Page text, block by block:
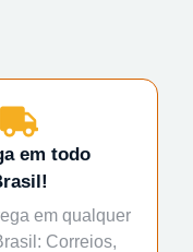
em todo
em qualquer
Correios,